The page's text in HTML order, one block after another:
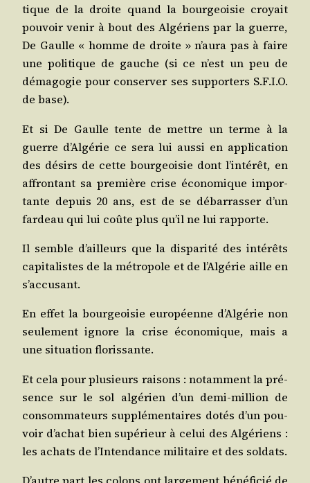
tique de la droite quand la bour­geoi­sie croyait
pou­voir venir à bout des Algé­riens par la guerre,
De Gaulle « homme de droite » n’au­ra pas à faire
une poli­tique de gauche (si ce n’est un peu de
déma­go­gie pour conser­ver ses sup­por­ters S.F.I.O.
de base).
Et si De Gaulle tente de mettre un terme à la
guerre d’Al­gé­rie ce sera lui aus­si en appli­ca­tion
des dési­rs de cette bour­geoi­sie dont l’in­té­rêt, en
affron­tant sa pre­mière crise éco­no­mique impor­
tante depuis 20 ans, est de se débar­ras­ser d’un
far­deau qui lui coûte plus qu’il ne lui rapporte.
Il semble d’ailleurs que la dis­pa­ri­té des inté­rêts
capi­ta­listes de la métro­pole et de l’Al­gé­rie aille en
s’accusant.
En effet la bour­geoi­sie euro­péenne d’Al­gé­rie non
seule­ment ignore la crise éco­no­mique, mais a
une situa­tion florissante.
Et cela pour plu­sieurs rai­sons : notam­ment la pré­
sence sur le sol algé­rien d’un demi-mil­lion de
consom­ma­teurs sup­plé­men­taires dotés d’un pou­
voir d’a­chat bien supé­rieur à celui des Algé­riens :
les achats de l’In­ten­dance mili­taire et des soldats.